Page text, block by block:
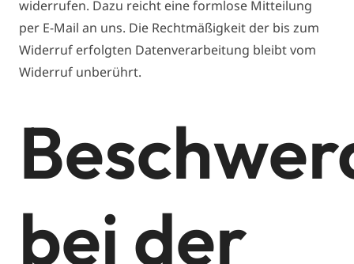
widerrufen. Dazu reicht eine formlose Mitteilung
per E-Mail an uns. Die Rechtmäßigkeit der bis zum
Widerruf erfolgten Datenverarbeitung bleibt vom
Widerruf unberührt.
bei der